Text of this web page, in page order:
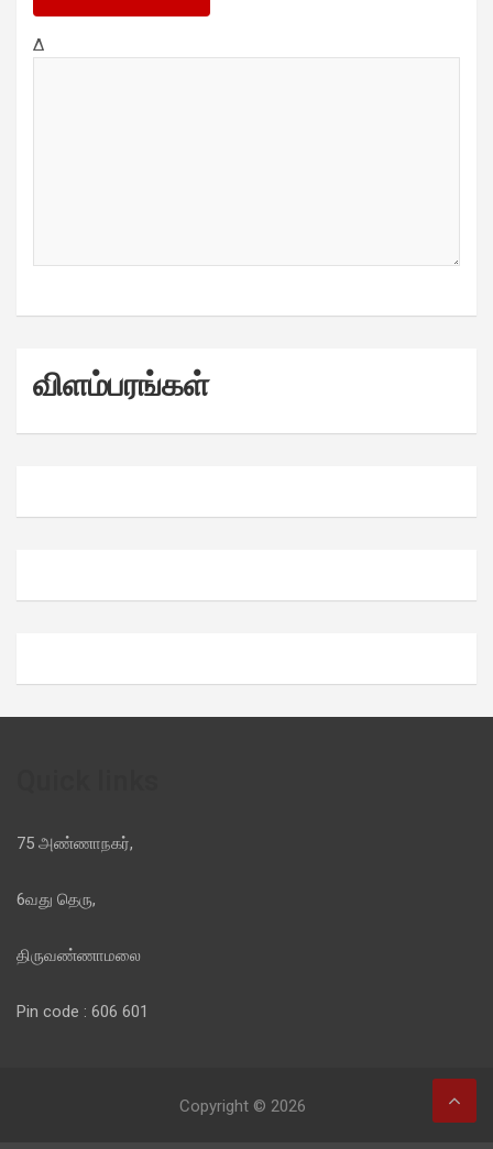
Δ
விளம்பரங்கள்
75 அண்ணாநகர்,
6வது தெரு,
திருவண்ணாமலை
Pin code : 606 601
Copyright © 2026